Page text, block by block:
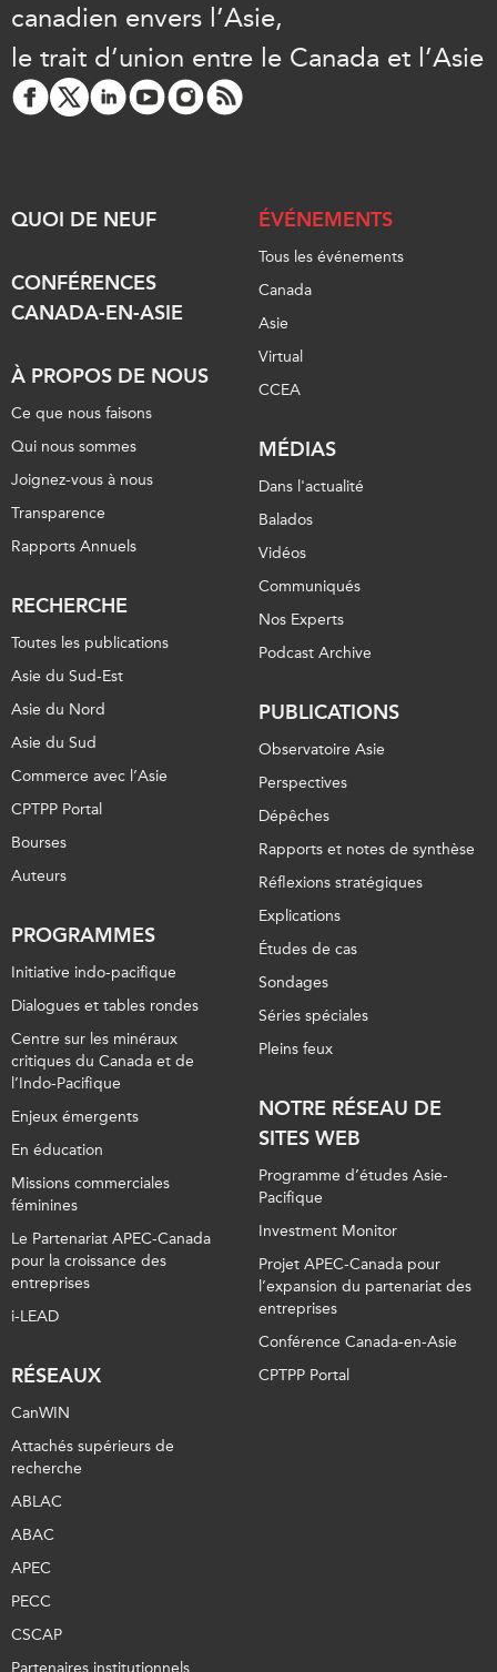
canadien envers l’Asie,
le trait d’union entre le Canada et l’Asie
QUOI DE NEUF
CONFÉRENCES
CANADA-EN-ASIE
À PROPOS DE NOUS
Ce que nous faisons
Qui nous sommes
Joignez-vous à nous
Transparence
Rapports Annuels
RECHERCHE
Toutes les publications
Asie du Sud-Est
Asie du Nord
Asie du Sud
Commerce avec l’Asie
CPTPP Portal
Bourses
Auteurs
PROGRAMMES
Initiative indo-pacifique
Dialogues et tables rondes
Centre sur les minéraux
critiques du Canada et de
l’Indo-Pacifique
Enjeux émergents
En éducation
Missions commerciales
féminines
Le Partenariat APEC-Canada
pour la croissance des
entreprises
i-LEAD
RÉSEAUX
CanWIN
Attachés supérieurs de
recherche
ABLAC
ABAC
APEC
PECC
CSCAP
Partenaires institutionnels
ÉVÉNEMENTS
Tous les événements
Canada
Asie
Virtual
CCEA
MÉDIAS
Dans l'actualité
Balados
Vidéos
Communiqués
Nos Experts
Podcast Archive
PUBLICATIONS
Observatoire Asie
Perspectives
Dépêches
Rapports et notes de synthèse
Réflexions stratégiques
Explications
Études de cas
Sondages
Séries spéciales
Pleins feux
NOTRE RÉSEAU DE
SITES WEB
Programme d’études Asie-
Pacifique
Investment Monitor
Projet APEC-Canada pour
l’expansion du partenariat des
entreprises
Conférence Canada-en-Asie
CPTPP Portal